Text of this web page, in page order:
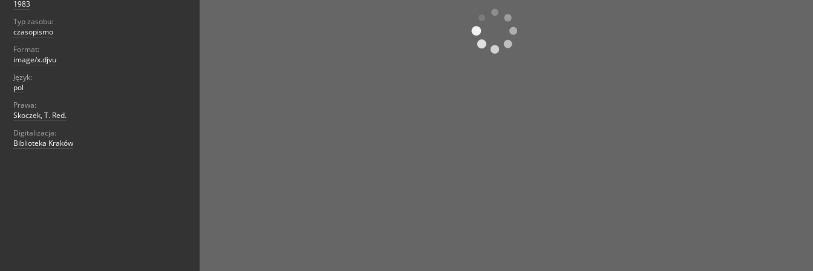
1983
Typ zasobu:
czasopismo
Format:
image/x.djvu
Język:
pol
Prawa:
Skoczek, T. Red.
Digitalizacja:
Biblioteka Kraków